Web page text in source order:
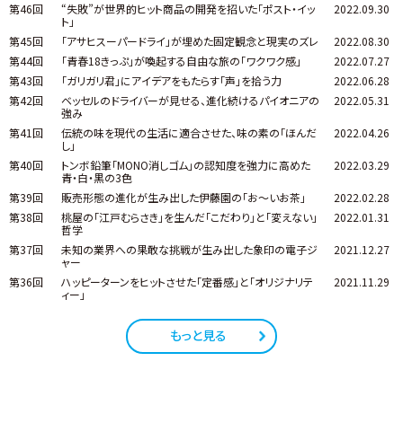
第46回
“失敗”が世界的ヒット商品の開発を招いた「ポスト・イッ
ト」
2022.09.30
第45回 「アサヒスーパードライ」が埋めた固定観念と現実のズレ
2022.08.30
第44回
「青春18きっぷ」が喚起する自由な旅の「ワクワク感」
2022.07.27
第43回
「ガリガリ君」にアイデアをもたらす「声」を拾う力
2022.06.28
第42回
ベッセルのドライバーが見せる、進化続けるパイオニアの
強み
2022.05.31
第41回
伝統の味を現代の生活に適合させた、味の素の「ほんだ
し」
2022.04.26
第40回
トンボ鉛筆「MONO消しゴム」の認知度を強力に高めた
青・白・黒の3色
2022.03.29
第39回 販売形態の進化が生み出した伊藤園の「お～いお茶」
2022.02.28
第38回
桃屋の「江戸むらさき」を生んだ「こだわり」と「変えない」
哲学
2022.01.31
第37回
未知の業界への果敢な挑戦が生み出した象印の電子ジ
ャー
2021.12.27
第36回
ハッピーターンをヒットさせた「定番感」と「オリジナリテ
ィー」
2021.11.29
もっと見る